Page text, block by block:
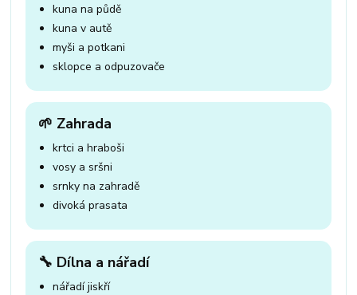
kuna na půdě
kuna v autě
myši a potkani
sklopce a odpuzovače
🌱 Zahrada
krtci a hraboši
vosy a sršni
srnky na zahradě
divoká prasata
🔧 Dílna a nářadí
nářadí jiskří